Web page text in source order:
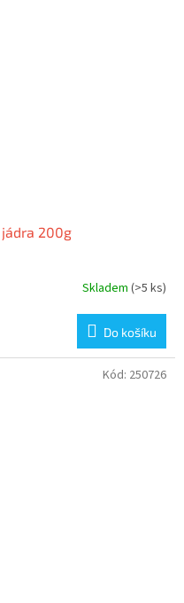
200g
Skladem (>5 ks)
Do košíku
Kód: 250726